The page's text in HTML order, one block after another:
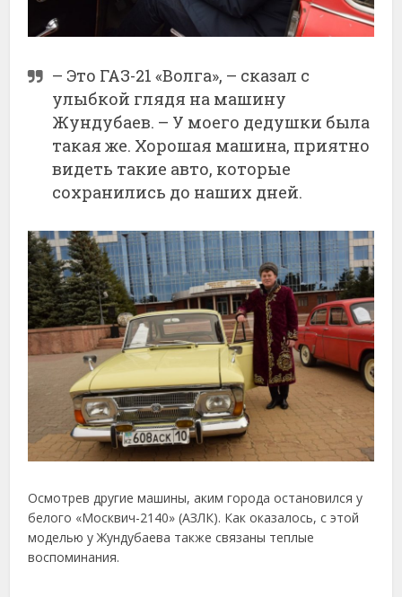
– Это ГАЗ-21 «Волга», – сказал с
улыбкой глядя на машину
Жундубаев. – У моего дедушки была
такая же. Хорошая машина, приятно
видеть такие авто, которые
сохранились до наших дней.
Осмотрев другие машины, аким города остановился у
белого «Москвич-2140» (АЗЛК). Как оказалось, с этой
моделью у Жундубаева также связаны теплые
воспоминания.